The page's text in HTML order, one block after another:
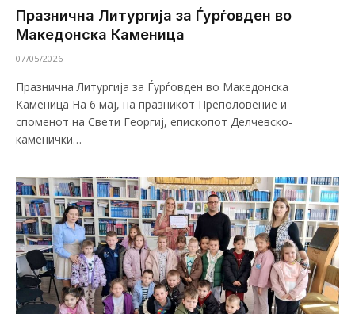
Празнична Литургија за Ѓурѓовден во
Македонска Каменица
07/05/2026
Празнична Литургија за Ѓурѓовден во Македонска
Каменица На 6 мај, на празникот Преполовение и
споменот на Свети Георгиј, епископот Делчевско-
каменички…